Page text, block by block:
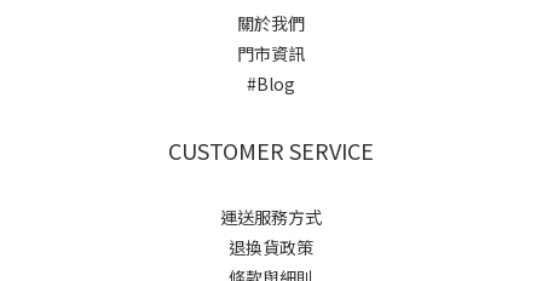
關於我們
門市資訊
#Blog
CUSTOMER SERVICE
運送服務方式
退換貨政策